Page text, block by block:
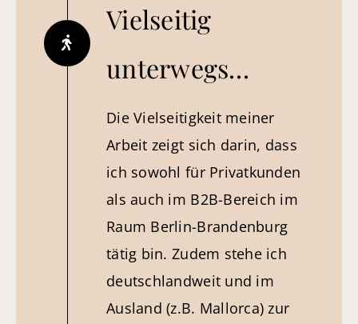
Vielseitig
unterwegs…
Die Vielseitigkeit meiner
Arbeit zeigt sich darin, dass
ich sowohl für Privatkunden
als auch im B2B-Bereich im
Raum Berlin-Brandenburg
tätig bin. Zudem stehe ich
deutschlandweit und im
Ausland (z.B. Mallorca) zur